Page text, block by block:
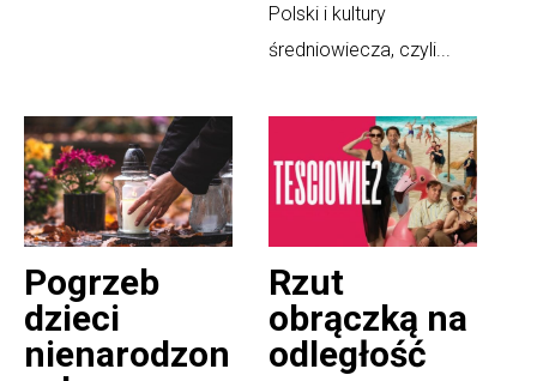
Polski i kultury
średniowiecza, czyli...
Pogrzeb
dzieci
nienarodzon
Rzut
obrączką na
odległość